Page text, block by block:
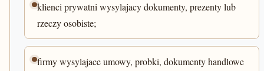
klienci prywatni wysylajacy dokumenty, prezenty lub
rzeczy osobiste;
firmy wysylajace umowy, probki, dokumenty handlowe